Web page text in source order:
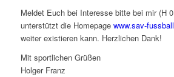
Meldet Euch bei Interesse bitte bei mir (H
unterstützt die Homepage www.sav-
weiter existieren kann. Herzlichen Dank!
Mit sportlichen Grüßen
Holger Franz